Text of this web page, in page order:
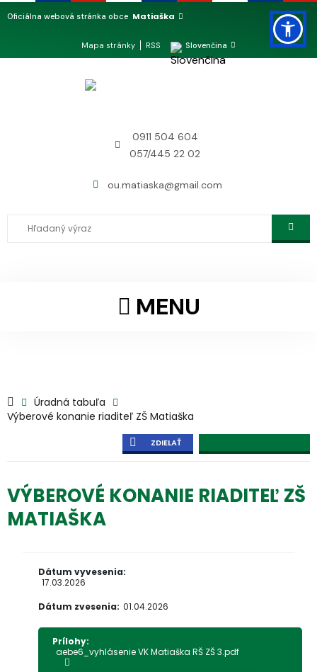
Oficiálna webová stránka obce Matiaška
Mapa stránky RSS Slovenčina
0911 504 604
057/445 22 02
ou.matiaska@gmail.com
MENU
Úradná tabuľa
Výberové konanie riaditeľ ZŠ Matiaška
ZDIELAŤ
VÝBEROVÉ KONANIE RIADITEĽ ZŠ
MATIAŠKA
Dátum vyvesenia:
17.03.2026
Dátum zvesenia: 01.04.2026
Prílohy:
aebe6_vyhlásenie VK Matiaška RŠ ZŠ 3.pdf